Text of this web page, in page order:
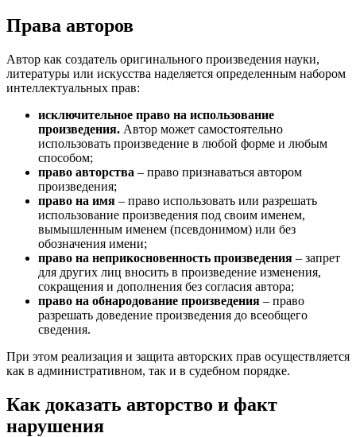
Права авторов
Автор как создатель оригинального произведения науки,
литературы или искусства наделяется определенным набором
интеллектуальных прав:
исключительное право на использование
произведения. Автор может самостоятельно
использовать произведение в любой форме и любым
способом;
право авторства – право признаваться автором
произведения;
право на имя – право использовать или разрешать
использование произведения под своим именем,
вымышленным именем (псевдонимом) или без
обозначения имени;
право на неприкосновенность произведения – запрет
для других лиц вносить в произведение изменения,
сокращения и дополнения без согласия автора;
право на обнародование произведения – право
разрешать доведение произведения до всеобщего
сведения.
При этом реализация и защита авторских прав осуществляется
как в административном, так и в судебном порядке.
Как доказать авторство и факт
нарушения